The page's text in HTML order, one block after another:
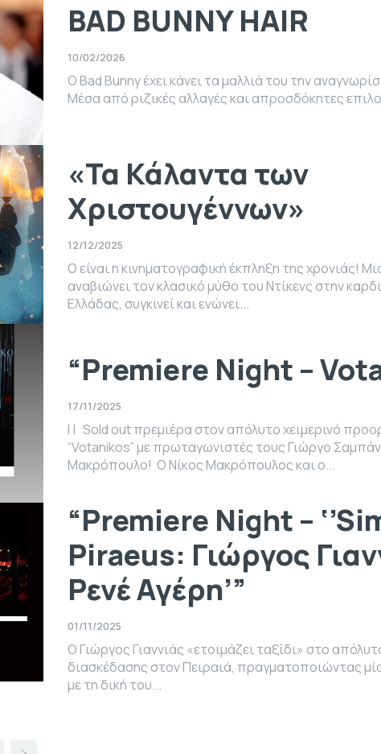
BAD BUNNY HAIR
10/02/2026
O Bad Bunny έχει κάνει τα μαλλιά του την
Μέσα από ριζικές αλλαγές και απροσδόκητες
«Τα Κάλαντα των
Χριστουγέννων»
12/12/2025
O είναι η κινηματογραφική έκπληξη της χρονιάς!
αναβιώνει τον κλασικό μύθο του Ντίκενς στην
Ελλάδας, συγκινεί και ενώνει...
“Premiere Night –
17/11/2025
I | Sold out πρεμιέρα στον απόλυτο χειμερινό προορισμό της πόλης
“Votanikos” με πρωταγωνιστές τους Γιώργο
Μακρόπουλο! Ο Νίκος Μακρόπουλος και ο...
“Premiere Night –
Piraeus: Γιώργος
Ρενέ Αγέρη’”
01/11/2025
Ο Γιώργος Γιαννιάς «ετοιμάζει ταξίδι» στο
διασκέδασης στον Πειραιά, πραγματοποιώντας
με τη δική του...